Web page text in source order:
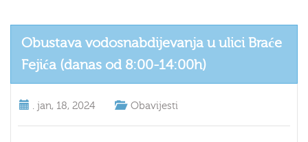
Obustava vodosnabdijevanja u ulici Braće
Fejića (danas od 8:00-14:00h)
. jan, 18, 2024 Obavijesti